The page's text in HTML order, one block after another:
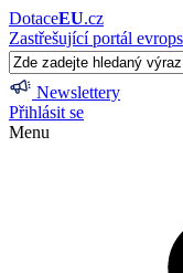
DotaceEU.cz
Zastřešující portál
Newslettery
Přihlásit se
Menu